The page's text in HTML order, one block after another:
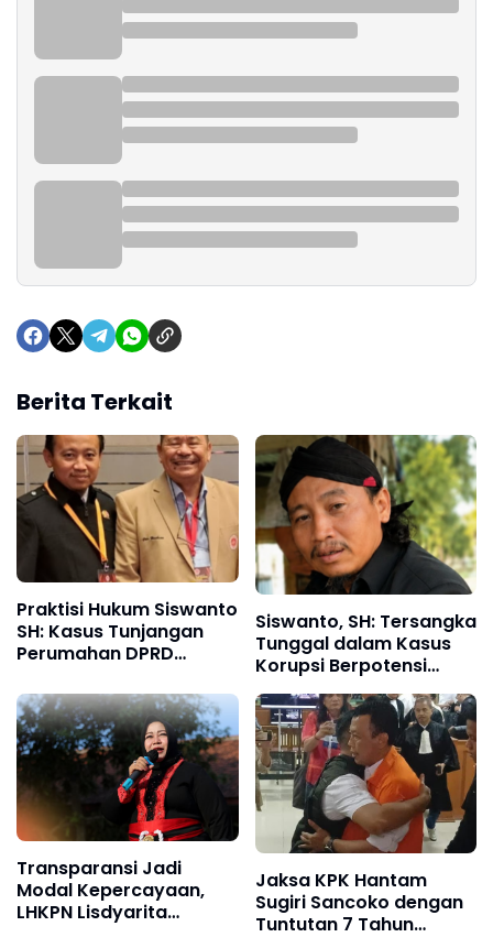
Berita Terkait
Praktisi Hukum Siswanto
SH: Kasus Tunjangan
Perumahan DPRD
Diungkap Terang
Benderang
Siswanto, SH: Tersangka
Tunggal dalam Kasus
Korupsi Berpotensi
Cederai Rasa Keadilan
Transparansi Jadi
Modal Kepercayaan,
LHKPN Lisdyarita
Jaksa KPK Hantam
Sugiri Sancoko dengan
Tuntutan 7 Tahun